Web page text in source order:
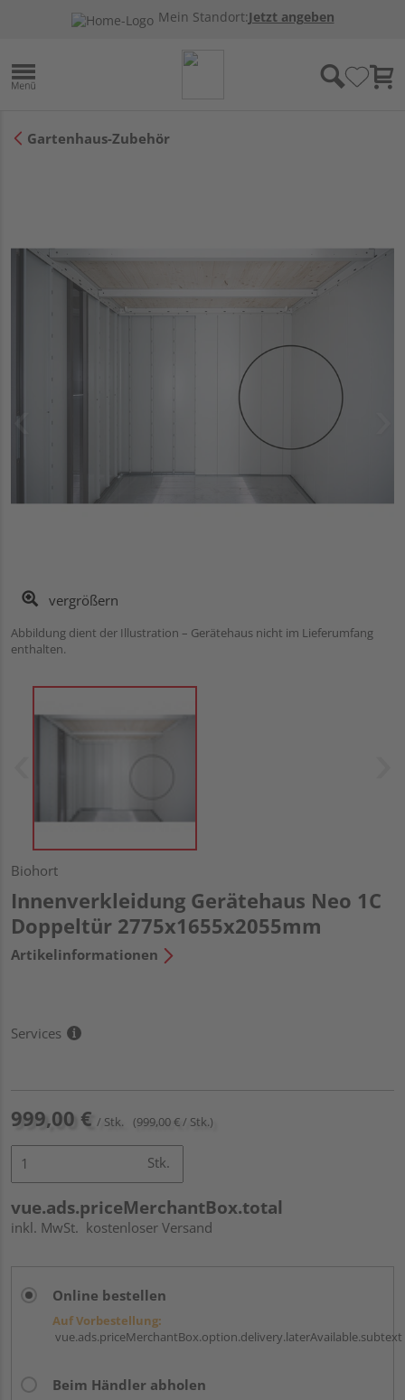
Mein Standort:Jetzt angeben
Gartenhaus-Zubehör
vergrößern
Abbildung dient der Illustration – Gerätehaus nicht im Lieferumfang
enthalten.
Biohort
Innenverkleidung Gerätehaus Neo 1C
Doppeltür 2775x1655x2055mm
Artikelinformationen
Services
999,00 € / Stk. (999,00 € / Stk.)
Stk.
vue.ads.priceMerchantBox.total
inkl. MwSt. kostenloser Versand
Online bestellen
Auf Vorbestellung:
vue.ads.priceMerchantBox.option.delivery.laterAvailable.subtext
Beim Händler abholen